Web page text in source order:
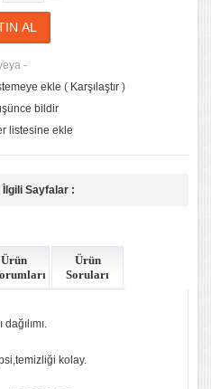
-
ekle ( Karşılaştır )
bildir
listesine ekle
İlgili Sayfalar :
Ürün
Ürün
Soruları
dağılımı.
kolay.